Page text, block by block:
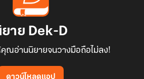
าย Dek-D
ณอ่านนิยายจนวางมือถือไม่ลง!
ดาวน์โหลดแอป